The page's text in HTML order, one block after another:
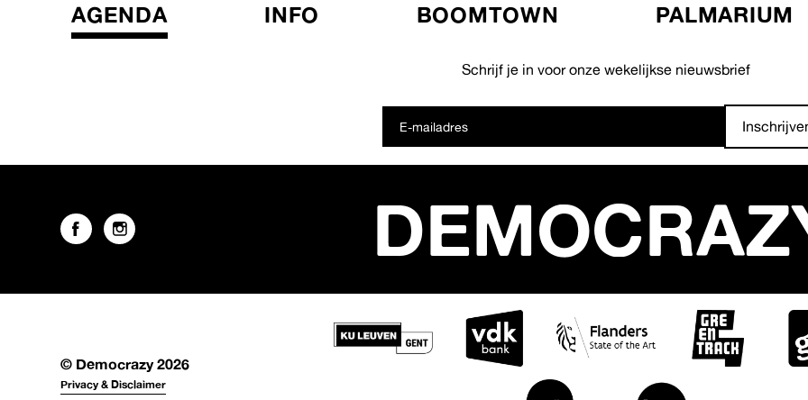
AGENDA INFO BOOMTOWN PALMARIUM
Schrijf je in voor onze wekelijkse nieuwsbrief
© Democrazy 2026
Privacy & Disclaimer